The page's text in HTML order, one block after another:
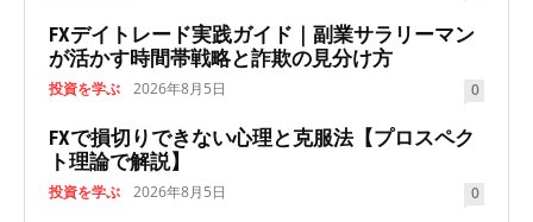
FXデイトレード実践ガイド｜副業サラリーマン
が活かす時間帯戦略と詐欺の見分け方
投資を学ぶ 2026年8月5日 0
FXで損切りできない心理と克服法【プロスペク
ト理論で解説】
投資を学ぶ 2026年8月5日 0